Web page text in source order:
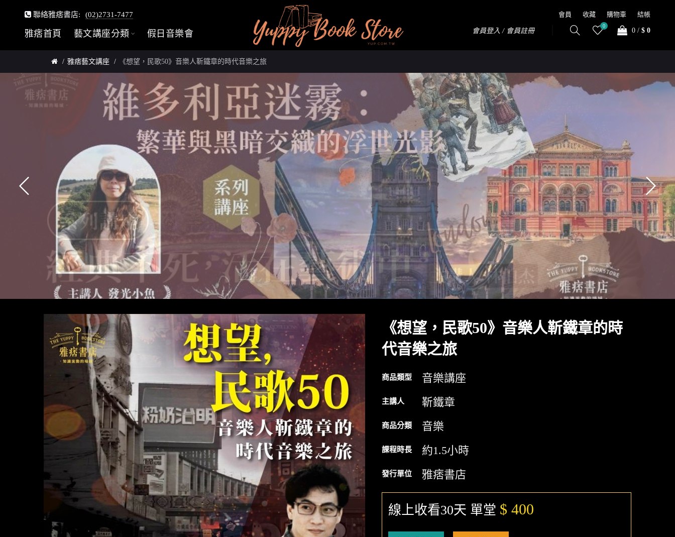
聯絡雅痞書店: (02)2731-7477
雅痞首頁 藝文講座分類 假日音樂會
會員 收藏 購物車 結帳
會員登入 / 會員註冊
0
0 / $ 0
雅痞藝文講座 《想望，民歌50》音樂人靳鐵章的時代音樂之旅
《想望，民歌50》音樂人靳鐵章的時
代音樂之旅
商品類型 音樂講座
主講人 靳鐵章
商品分類 音樂
課程時長 約1.5小時
發行單位 雅痞書店
線上收看30天 單堂 $ 400